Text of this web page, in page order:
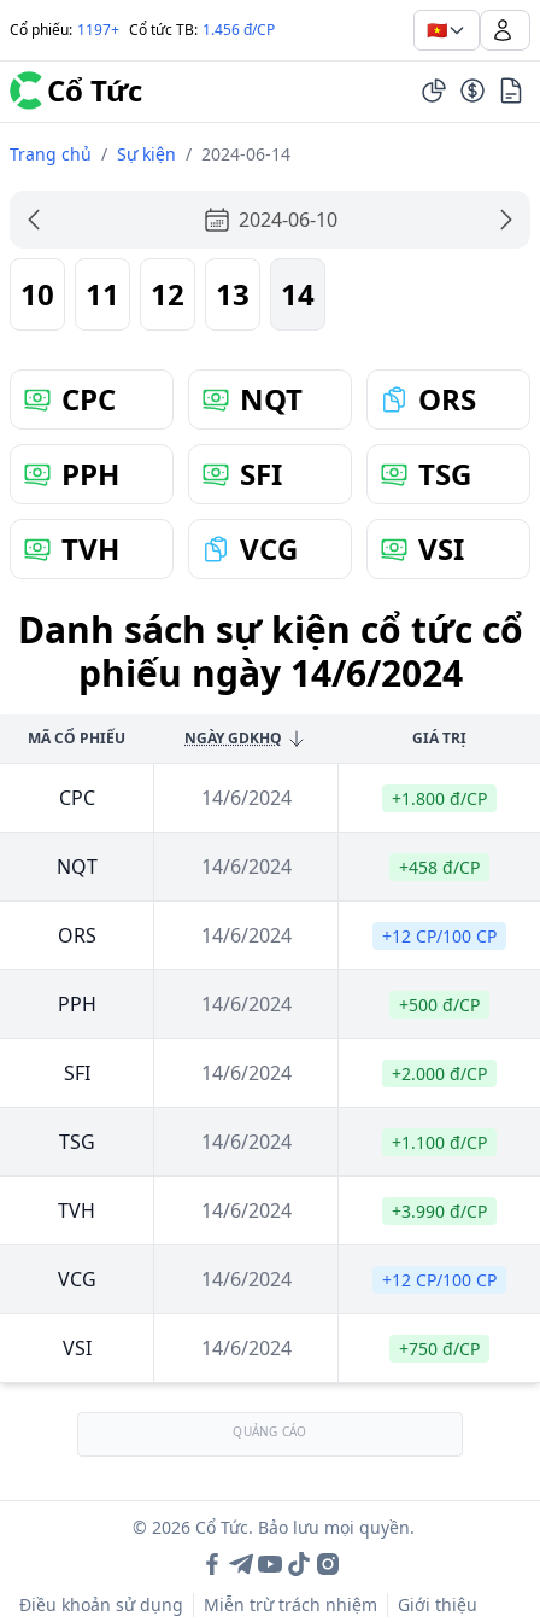
Cổ phiếu: 1197+ Cổ tức TB: 1.456 đ/CP 🇻🇳
Cổ Tức
Trang chủ / Sự kiện / 2024-06-14
2024-06-10
10 11 12 13 14
CPC NQT
ORS
PPH
SFI
TSG
TVH
VCG VSI
Danh sách sự kiện cổ tức cổ
phiếu ngày 14/6/2024
MÃ CỔ PHIẾU NGÀY GDKHQ GIÁ TRỊ
CPC 14/6/2024 +1.800 đ/CP
NQT 14/6/2024 +458 đ/CP
ORS 14/6/2024 +12 CP/100 CP
PPH 14/6/2024 +500 đ/CP
SFI 14/6/2024 +2.000 đ/CP
TSG 14/6/2024 +1.100 đ/CP
TVH 14/6/2024 +3.990 đ/CP
VCG 14/6/2024 +12 CP/100 CP
VSI 14/6/2024 +750 đ/CP
QUẢNG CÁO
© 2026 Cổ Tức. Bảo lưu mọi quyền.
Điều khoản sử dụng Miễn trừ trách nhiệm Giới thiệu